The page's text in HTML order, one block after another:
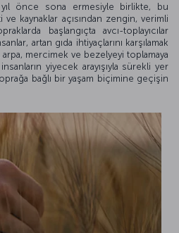
yıl önce sona ermesiyle birlikte, bu
kaynaklar açısından zengin, verimli
başlangıçta avcı-toplayıcılar
artan gıda ihtiyaçlarını karşılamak
mercimek ve bezelyeyi toplamaya
yiyecek arayışıyla sürekli yer
bağlı bir yaşam biçimine geçişin